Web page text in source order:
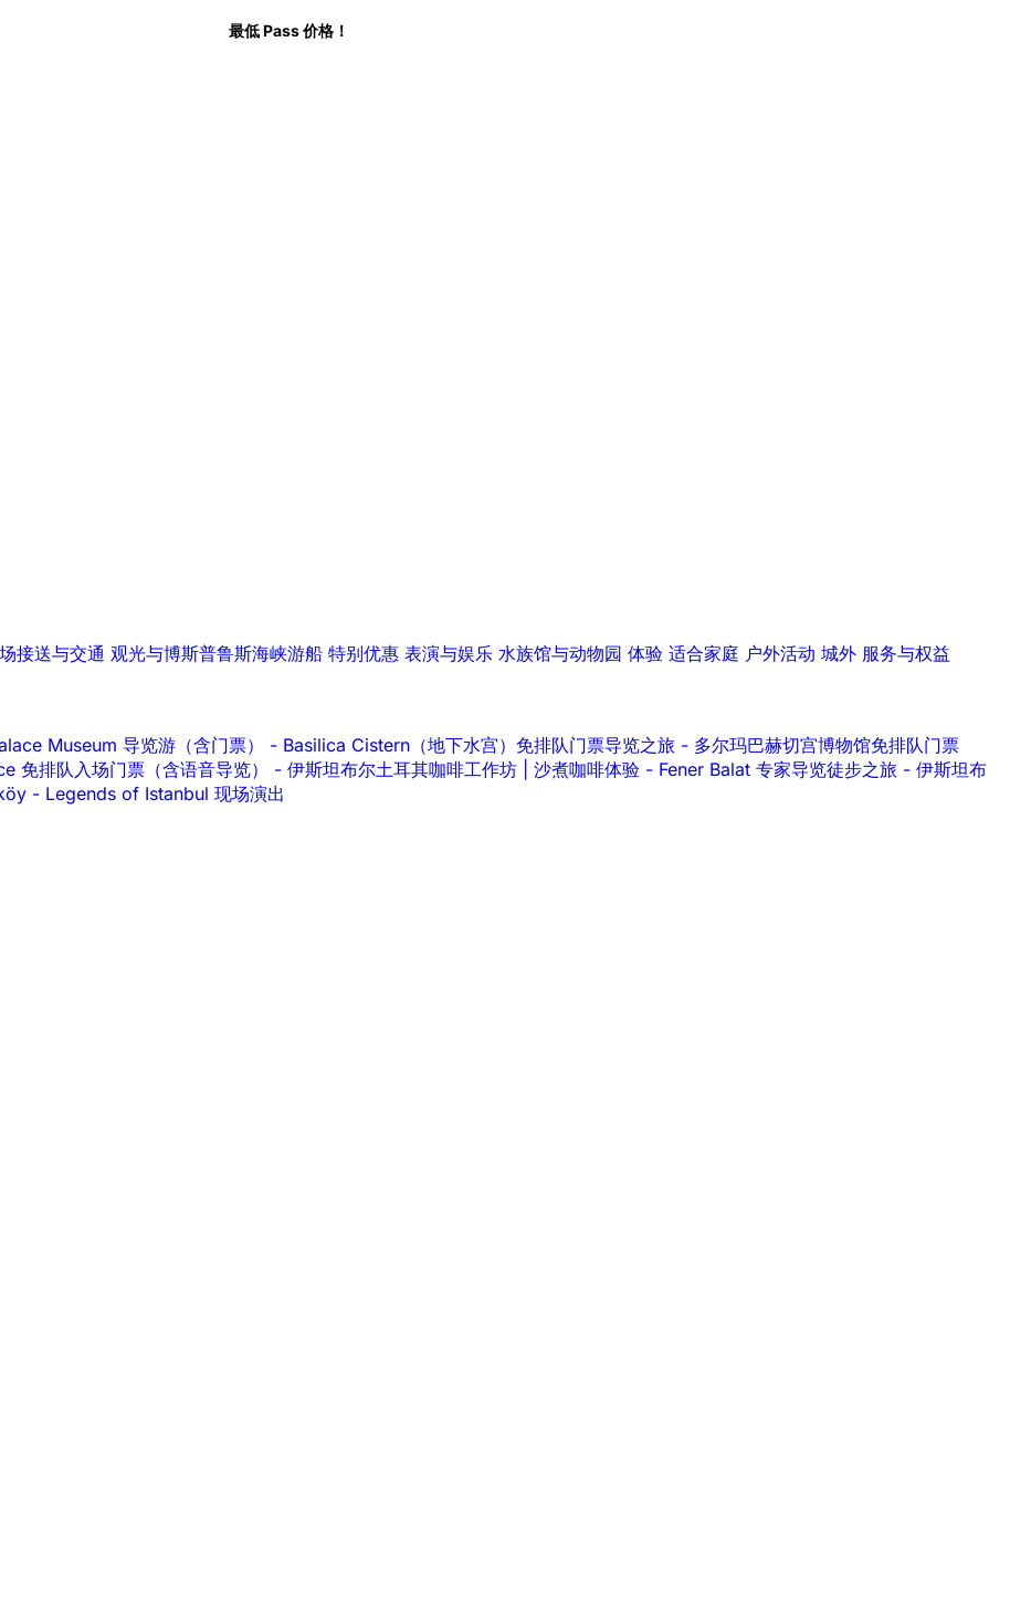
最低 Pass 价格！
接送与交通 观光与博斯普鲁斯海峡游船 特别优惠 表演与娱乐 水族馆与动物园 体验 适合家庭 户外活动 城外 服务与权益
Museum 导览游（含门票） - Basilica Cistern（地下水宫）免排队门票导览之旅 - 多尔玛巴赫切宫博物馆免排队门票
免排队入场门票（含语音导览） - 伊斯坦布尔土耳其咖啡工作坊 | 沙煮咖啡体验 - Fener Balat 专家导览徒步之旅 - 伊斯坦布
- Legends of Istanbul 现场演出